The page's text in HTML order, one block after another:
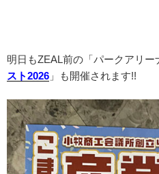
明日もZEAL前の「パークアリー
スト2026 」も開催されます!!